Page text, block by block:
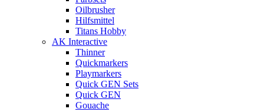
Oilbrusher
Hilfsmittel
Titans Hobby
AK Interactive
Thinner
Quickmarkers
Playmarkers
Quick GEN Sets
Quick GEN
Gouache